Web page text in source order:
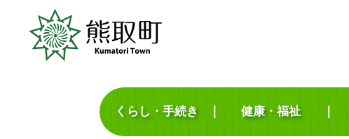
くらし・手続き 健康・福祉